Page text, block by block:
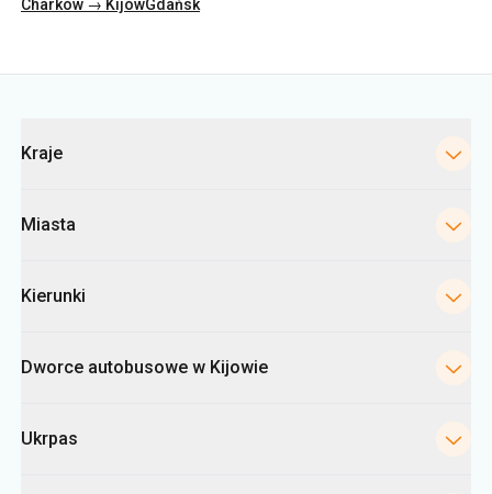
Kategorie